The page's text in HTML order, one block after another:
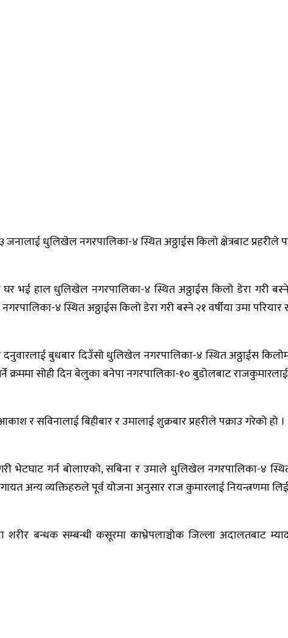
धुलिखेल नगरपालिका-४ स्थित अठ्ठाईस किलो क्षेत्रबाट प्रहरीले
भई हाल धुलिखेल नगरपालिका-४ स्थित अठ्ठाईस किलो डेरा गरी बस्ने
४ स्थित अठ्ठाईस किलो डेरा गरी बस्ने २१ वर्षीया उमा परियार
बुधबार दिउँसो धुलिखेल नगरपालिका-४ स्थित अठ्ठाईस
क्रममा सोही दिन बेलुका बनेपा नगरपालिका-१० बुडोलबाट
र सविनालाई बिहीबार र उमालाई शुक्रबार प्रहरीले पक्राउ गरेको हो ।
भेटघाट गर्न बोलाएको, सबिना र उमाले धुलिखेल नगरपालिका-४
अन्य व्यक्तिहरुले पूर्व योजना अनुसार राज कुमारलाई नियन्त्रणमा
बन्धक सम्बन्धी कसूरमा काभ्रेपलाञ्चोक जिल्ला अदालतबाट